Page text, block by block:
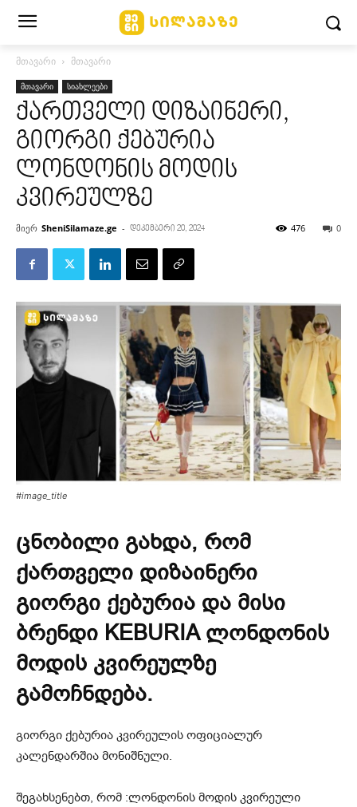
მთავარი მთავარი
მთავარი სიახლეები
ქართველი დიზაინერი,
გიორგი ქებურია
ლონდონის მოდის
კვირეულზე
მიერ SheniSilamaze.ge - დეკემბერი 20, 2024 0
476
#image_title
ცნობილი გახდა, რომ
ქართველი დიზაინერი
გიორგი ქებურია და მისი
ბრენდი KEBURIA ლონდონის
მოდის კვირეულზე
გამოჩნდება.
გიორგი ქებურია კვირეულის ოფიციალურ
კალენდარშია მონიშნული.
შეგახსენებთ, რომ :ლონდონის მოდის კვირეული